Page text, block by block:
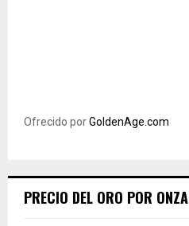
Ofrecido porGoldenAge.com
PRECIO DEL ORO POR ONZA